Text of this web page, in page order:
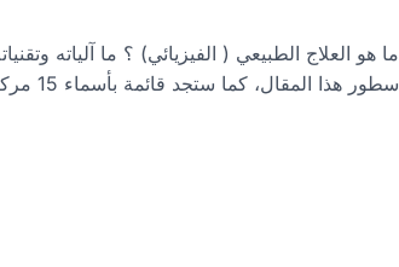
ما هو العلاج الطبيعي ( الفيزيائي) ؟ ما آلياته
سطور هذا المقال، كما ستجد قائمة بأسماء 15 مركز من مراكز العلاج الطبيعي ( الفيزيائي ) في اسطنبول، سنذكرها لكم في التفاصيل.